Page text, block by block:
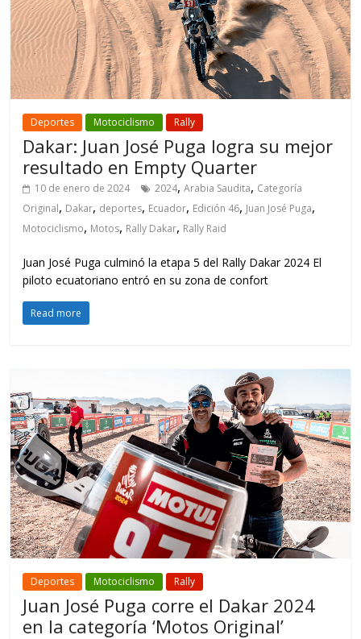
Deportes Motociclismo Rally
Dakar: Juan José Puga logra su mejor
resultado en Empty Quarter
10 de enero de 2024 2024,Arabia Saudita, Categoría
Original, Dakar, deportes, Ecuador, Edición 46, Juan José Puga,
Motociclismo, Motos, Rally Dakar, Rally Raid
Juan José Puga culminó la etapa 5 del Rally Dakar 2024 El
piloto ecuatoriano entró en su zona de confort
Read more
Deportes Motociclismo Rally
Juan José Puga corre el Dakar 2024
en la categoría ‘Motos Original’